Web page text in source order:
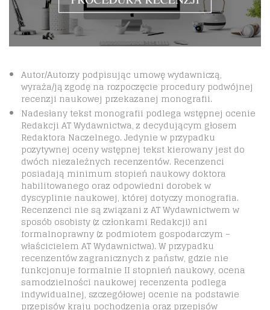
Autor/Autorzy podpisując umowę wydawniczą,
wyraża/ją zgodę na rozpoczęcie procedury podwójnej
recenzji naukowej przekazanej monografii.
Nadesłany tekst monografii podlega wstępnej ocenie
Redakcji AT Wydawnictwa, z decydującym głosem
Redaktora Naczelnego. Jedynie w przypadku
pozytywnej oceny wstępnej tekst kierowany jest do
dwóch niezależnych recenzentów. Recenzenci
posiadają minimum stopień naukowy doktora
habilitowanego oraz odpowiedni dorobek w
dyscyplinie naukowej, której dotyczy monografia.
Recenzenci nie są związani z AT Wydawnictwem w
sposób osobisty (z członkami Redakcji) ani
formalnoprawny (z podmiotem gospodarczym –
właścicielem AT Wydawnictwa). W przypadku
recenzentów zagranicznych z państw, gdzie nie
funkcjonuje formalnie II stopnień naukowy, ocena
samodzielności naukowej recenzenta podlega
indywidualnej, szczegółowej ocenie na podstawie
przepisów kraju pochodzenia oraz przepisów